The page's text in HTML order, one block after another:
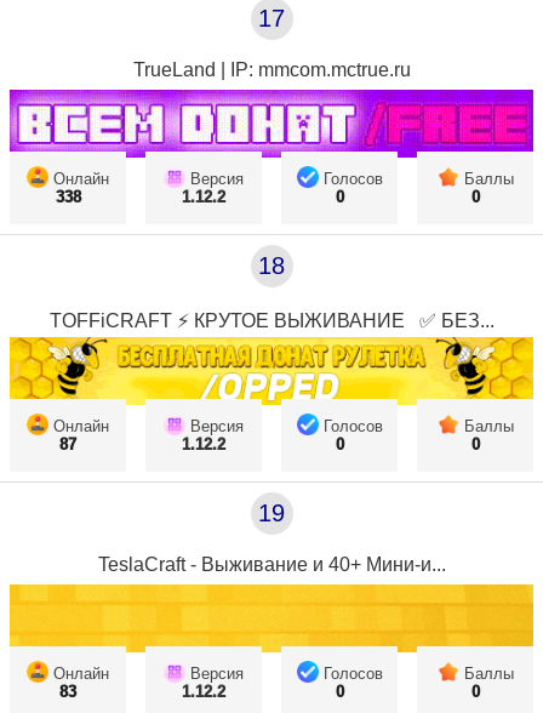
17
TrueLand | IP: mmcom.mctrue.ru
Онлайн
338
Версия
1.12.2
Голосов
0
Баллы
0
18
TOFFiCRAFT ⚡ КРУТОЕ ВЫЖИВАНИЕ⠀✅ БЕЗ...
Онлайн
87
Версия
1.12.2
Голосов
0
Баллы
0
19
TeslaCraft - Выживание и 40+ Мини-и...
Онлайн
83
Версия
1.12.2
Голосов
0
Баллы
0